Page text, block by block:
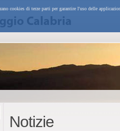
cookies di terze parti per garantire l'uso delle
Notizie